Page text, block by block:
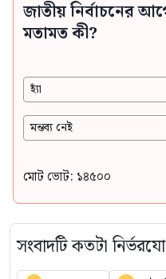
জাতীয় নির্বাচনের
মতামত কী?
হ্যাঁ
মন্তব্য নেই
মোট ভোট: ১৪৫০০
সংবাদটি কতটা